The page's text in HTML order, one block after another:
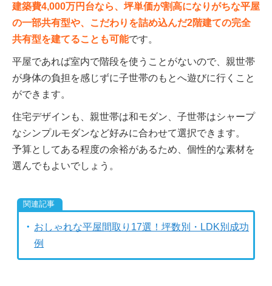
建築費4,000万円台なら、坪単価が割高になりがちな平屋
の一部共有型や、こだわりを詰め込んだ2階建ての完全
共有型を建てることも可能です。
平屋であれば室内で階段を使うことがないので、親世帯
が身体の負担を感じずに子世帯のもとへ遊びに行くこと
ができます。
住宅デザインも、親世帯は和モダン、子世帯はシャープ
なシンプルモダンなど好みに合わせて選択できます。
予算としてある程度の余裕があるため、個性的な素材を
選んでもよいでしょう。
おしゃれな平屋間取り17選！坪数別・LDK別成功
例